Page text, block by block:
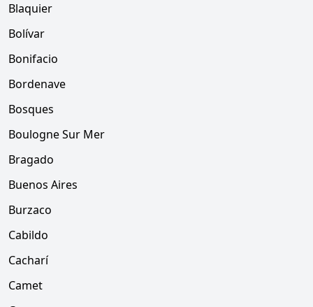
Blaquier
Bolívar
Bonifacio
Bordenave
Bosques
Boulogne Sur Mer
Bragado
Buenos Aires
Burzaco
Cabildo
Cacharí
Camet